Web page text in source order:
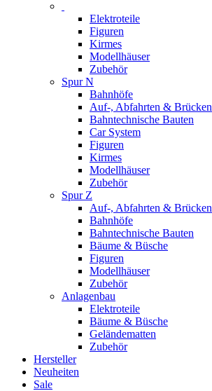
Elektroteile
Figuren
Kirmes
Modellhäuser
Zubehör
Spur N
Bahnhöfe
Auf-, Abfahrten & Brücken
Bahntechnische Bauten
Car System
Figuren
Kirmes
Modellhäuser
Zubehör
Spur Z
Auf-, Abfahrten & Brücken
Bahnhöfe
Bahntechnische Bauten
Bäume & Büsche
Figuren
Modellhäuser
Zubehör
Anlagenbau
Elektroteile
Bäume & Büsche
Geländematten
Zubehör
Hersteller
Neuheiten
Sale